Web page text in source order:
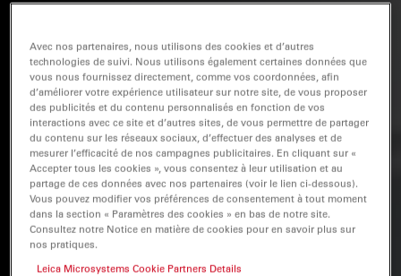
Avec nos partenaires, nous utilisons des cookies et d’autres
technologies de suivi. Nous utilisons également certaines données que
vous nous fournissez directement, comme vos coordonnées, afin
d’améliorer votre expérience utilisateur sur notre site, de vous proposer
des publicités et du contenu personnalisés en fonction de vos
interactions avec ce site et d’autres sites, de vous permettre de partager
du contenu sur les réseaux sociaux, d’effectuer des analyses et de
mesurer l’efficacité de nos campagnes publicitaires. En cliquant sur «
Accepter tous les cookies », vous consentez à leur utilisation et au
partage de ces données avec nos partenaires (voir le lien ci-dessous).
Vous pouvez modifier vos préférences de consentement à tout moment
dans la section « Paramètres des cookies » en bas de notre site.
Consultez notre Notice en matière de cookies pour en savoir plus sur
nos pratiques.
Leica Microsystems Cookie Partners Details